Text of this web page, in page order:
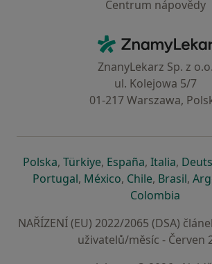
Centrum nápovědy
ZnamyLekar -
ZnanyLekarz Sp. z o.o.
ul. Kolejowa 5/7
01-217 Warszawa,
Polskase otevře v nové záložce
, Türkiyese otevře v nové
, Españase otevře v
, Italiase
,
Portugalse otevře v nové záložce
, Méxicose otevře v nové
, Chilese otevře v
, Brasilse
,
Colombia
NAŘÍZENÍ (EU) 2022/2065 (DSA)
uživatelů/měsíc - Červen